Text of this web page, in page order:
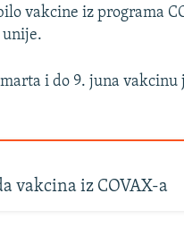
vakcine iz programa
unije.
i do 9. juna
vakcina iz COVAX-a